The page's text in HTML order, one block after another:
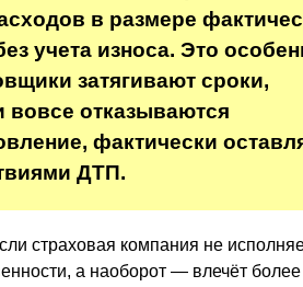
в размере
учета износа. Это
затягивают сроки,
отказываются
фактически
ДТП.
страховая компания не
а наоборот — влечёт более